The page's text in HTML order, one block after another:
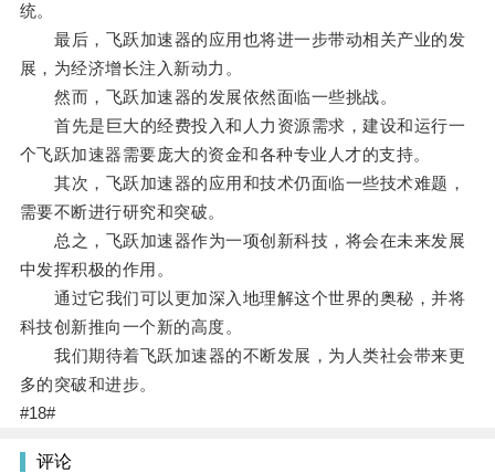
统。
最后，飞跃加速器的应用也将进一步带动相关产业的发
展，为经济增长注入新动力。
然而，飞跃加速器的发展依然面临一些挑战。
首先是巨大的经费投入和人力资源需求，建设和运行一
个飞跃加速器需要庞大的资金和各种专业人才的支持。
其次，飞跃加速器的应用和技术仍面临一些技术难题，
需要不断进行研究和突破。
总之，飞跃加速器作为一项创新科技，将会在未来发展
中发挥积极的作用。
通过它我们可以更加深入地理解这个世界的奥秘，并将
科技创新推向一个新的高度。
我们期待着飞跃加速器的不断发展，为人类社会带来更
多的突破和进步。
#18#
评论